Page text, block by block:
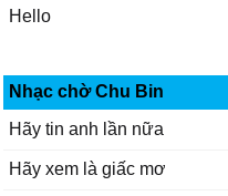
Hello
Nhạc chờ Chu Bin
Hãy tin anh lần nữa
Hãy xem là giấc mơ